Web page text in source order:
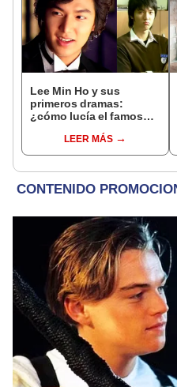
Lee Min Ho y sus
primeros dramas:
¿cómo lucía el famoso
over flowers”?
LEER MÁS